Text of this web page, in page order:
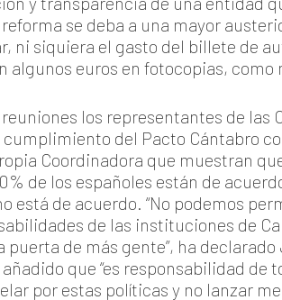
se deba a una mayor
ni siquiera el gasto del billete de
algunos euros en fotocopias, como
reuniones los representantes de
del Pacto Cántabro
Coordinadora que muestran
de los españoles están de
está de acuerdo. “No podemos
de las instituciones de
puerta de más gente”, ha
que “es responsabilidad
por estas políticas y no lanzar